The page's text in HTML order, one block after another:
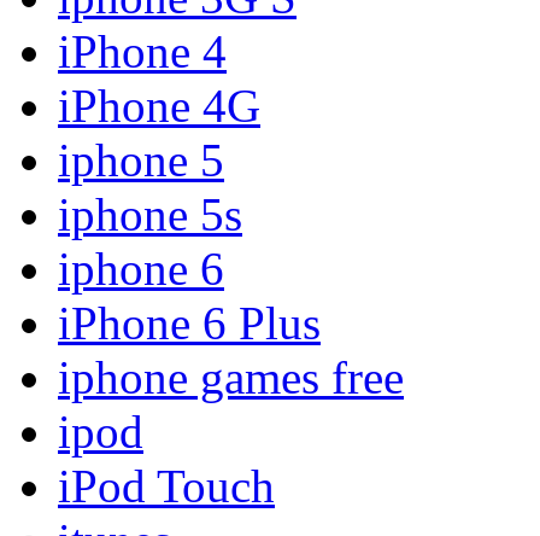
iPhone 4
iPhone 4G
iphone 5
iphone 5s
iphone 6
iPhone 6 Plus
iphone games free
ipod
iPod Touch